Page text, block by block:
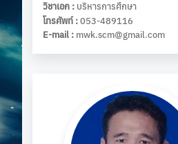
วิชาเอก : บริหารการศึกษา
โทรศัพท์ :053-489116
E-mail : mwk.scm@gmail.com